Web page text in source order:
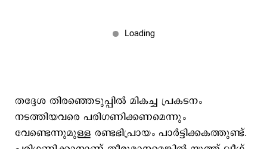
തദ്ദേശ തിരഞ്ഞെടുപ്പില്‍ മികച്ച പ്രകടനം
നടത്തിയവരെ പരിഗണിക്കണമെന്നും
വേണ്ടെന്നുമുള്ള രണ്ടഭിപ്രായം പാര്‍ട്ടിക്കകത്തുണ്ട്.